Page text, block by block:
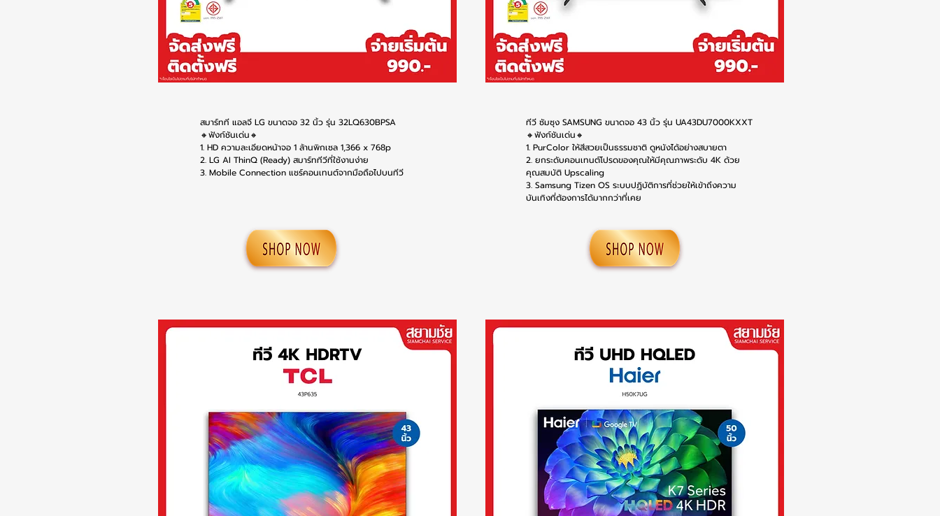
สมาร์ทที แอลจี LG ขนาดจอ 32 นิ้ว รุ่น 32LQ630BPSA
🔸ฟังก์ชันเด่น🔸
1. HD ความละเอียดหน้าจอ 1 ล้านพิกเซล 1,366 x 768p
2. LG AI ThinQ (Ready) สมาร์ททีวีที่ใช้งานง่าย
3. Mobile Connection แชร์คอนเทนต์จากมือถือไปบนทีวี
ทีวี ซัมซุง SAMSUNG ขนาดจอ 43 นิ้ว รุ่น UA43DU7000KXXT
🔸ฟังก์ชันเด่น🔸
1. PurColor ให้สีสวยเป็นธรรมชาติ ดูหนังได้อย่างสบายตา
2. ยกระดับคอนเทนต์โปรดของคุณให้มีคุณภาพระดับ 4K ด้วย
คุณสมบัติ Upscaling
3. Samsung Tizen OS ระบบปฏิบัติการที่ช่วยให้เข้าถึงความ
บันเทิงที่ต้องการได้มากกว่าที่เคย